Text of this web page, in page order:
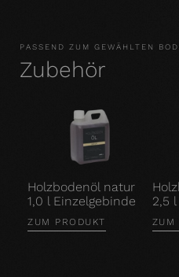
PASSEND ZUM GEWÄHLTEN
Zubehör
Holzbodenöl natur
1,0 l Einzelgebinde
ZUM PRODUKT
2,5
ZUM